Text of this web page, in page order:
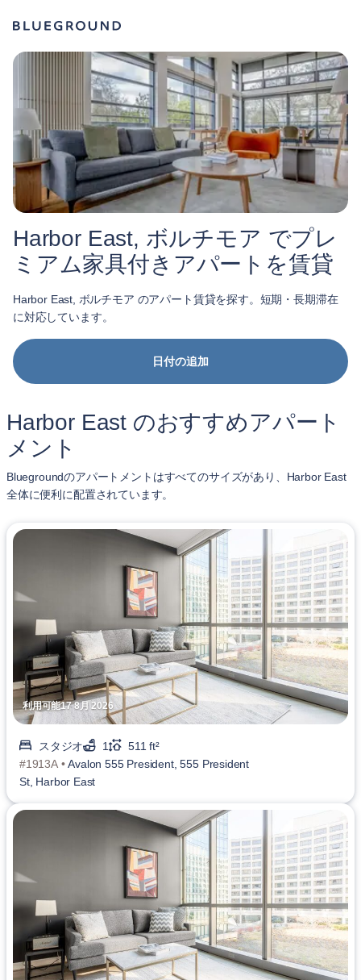
Harbor East, ボルチモア でプレ
ミアム家具付きアパートを賃貸
Harbor East, ボルチモア のアパート賃貸を探す。短期・長期滞在
に対応しています。
日付の追加
Harbor East のおすすめアパート
メント
Bluegroundのアパートメントはすべてのサイズがあり、Harbor East
全体に便利に配置されています。
利用可能17 8月 2026
スタジオ 1
511 ft²
#1913A •Avalon 555 President, 555 President
St, Harbor East